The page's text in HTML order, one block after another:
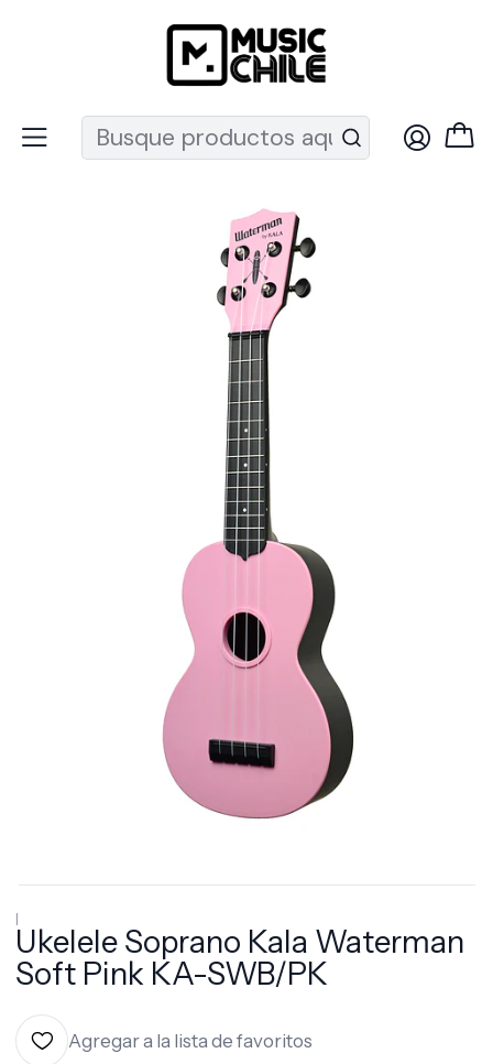
Recuerda que ahora nos puedes encontrar en el MUT
Instrumentos de Cuerda Ukeleles
|
Ukelele Soprano Kala Waterman
Soft Pink KA-SWB/PK
Agregar a la lista de favoritos